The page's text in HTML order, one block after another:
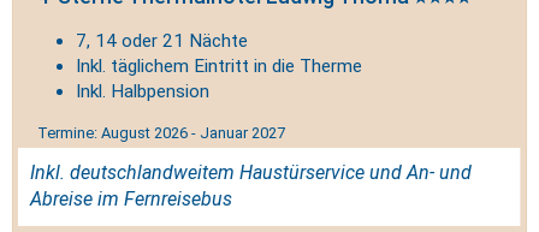
7, 14 oder 21 Nächte
Inkl. täglichem Eintritt in die Therme
Inkl. Halbpension
Termine: August 2026 - Januar 2027
Inkl. deutschlandweitem Haustürservice und An- und
Abreise im Fernreisebus